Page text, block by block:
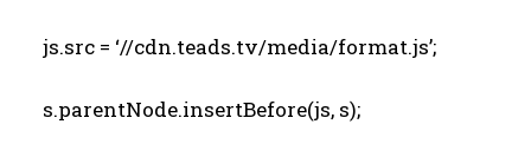
js.src = ‘//cdn.teads.tv/media/format.js’;
s.parentNode.insertBefore(js, s);